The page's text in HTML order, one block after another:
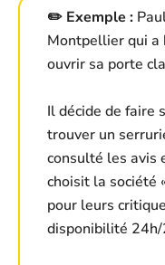
✏️ Exemple :
Montpellier qui a
ouvrir sa porte
Il décide de faire
trouver un
consulté les avis
choisit la société
pour leurs
disponibilité